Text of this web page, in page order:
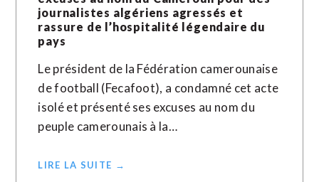
journalistes algériens agressés et
rassure de l’hospitalité légendaire du
pays
Le président de la Fédération camerounaise
de football (Fecafoot), a condamné cet acte
isolé et présenté ses excuses au nom du
peuple camerounais à la…
LIRE LA SUITE →